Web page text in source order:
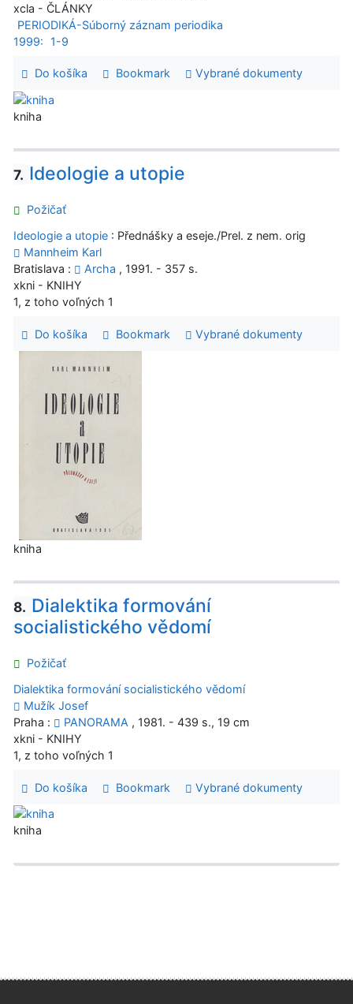
xcla - ČLÁNKY
PERIODIKÁ-Súborný záznam periodika
1999:
1-9
Do košíka Bookmark Vybrané dokumenty
kniha
7. Ideologie a utopie
Požičať
Ideologie a utopie : Přednášky a eseje./Prel. z nem. orig
Mannheim Karl
Bratislava :
Archa , 1991. - 357 s.
xkni - KNIHY
1, z toho voľných 1
Do košíka Bookmark Vybrané dokumenty
kniha
8. Dialektika formování
socialistického vědomí
Požičať
Dialektika formování socialistického vědomí
Mužík Josef
Praha :
PANORAMA , 1981. - 439 s., 19 cm
xkni - KNIHY
1, z toho voľných 1
Do košíka Bookmark Vybrané dokumenty
kniha